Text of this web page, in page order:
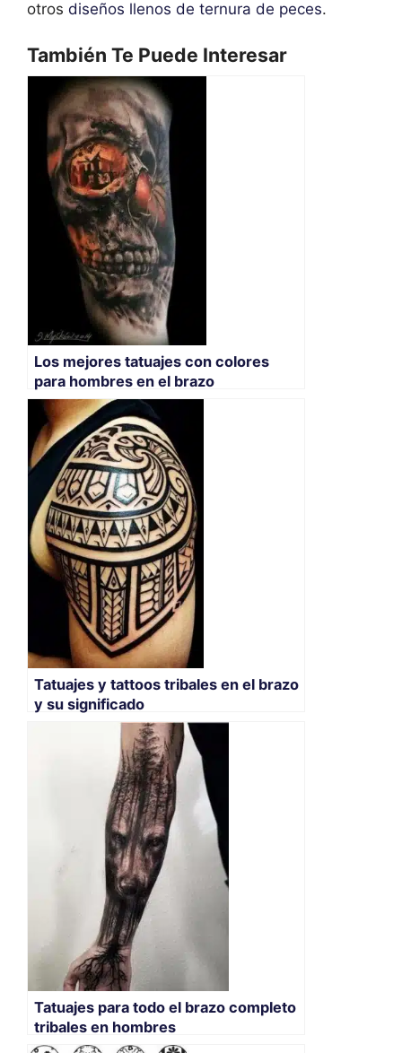
otros diseños llenos de ternura de peces.
También Te Puede Interesar
Los mejores tatuajes con colores
para hombres en el brazo
Tatuajes y tattoos tribales en el brazo
y su significado
Tatuajes para todo el brazo completo
tribales en hombres